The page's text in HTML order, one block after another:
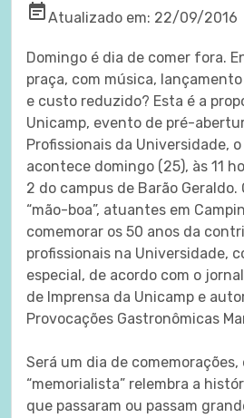
event_noteAtualizado em: 22/09/2016
Domingo é dia de comer fora.
praça, com música,
e custo reduzido? Esta é a
Unicamp, evento de pré-
Profissionais da Universidade,
acontece domingo (25), às 11
2 do campus de Barão
“mão-boa”, atuantes em
comemorar os 50 anos da
profissionais na Universidade,
especial, de acordo com o
de Imprensa da Unicamp e
Provocações Gastronômicas
Será um dia de
“memorialista” relembra a
que passaram ou passam